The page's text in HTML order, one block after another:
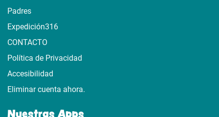
Padres
Expedición316
CONTACTO
Política de Privacidad
Accesibilidad
Eliminar cuenta ahora.
Nuestras Apps